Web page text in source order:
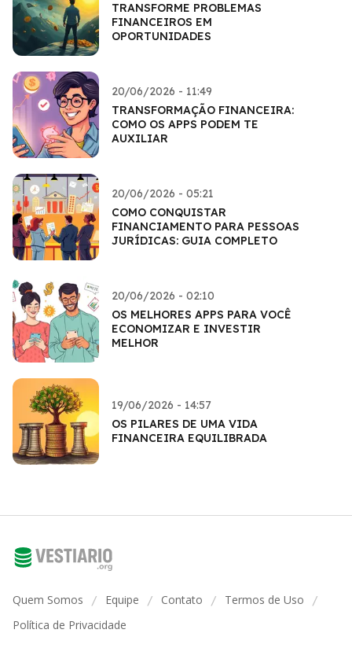
TRANSFORME PROBLEMAS
FINANCEIROS EM
OPORTUNIDADES
20/06/2026 - 11:49
TRANSFORMAÇÃO FINANCEIRA:
COMO OS APPS PODEM TE
AUXILIAR
20/06/2026 - 05:21
COMO CONQUISTAR
FINANCIAMENTO PARA PESSOAS
JURÍDICAS: GUIA COMPLETO
20/06/2026 - 02:10
OS MELHORES APPS PARA VOCÊ
ECONOMIZAR E INVESTIR
MELHOR
19/06/2026 - 14:57
OS PILARES DE UMA VIDA
FINANCEIRA EQUILIBRADA
Quem Somos / Equipe / Contato / Termos de Uso /
Política de Privacidade